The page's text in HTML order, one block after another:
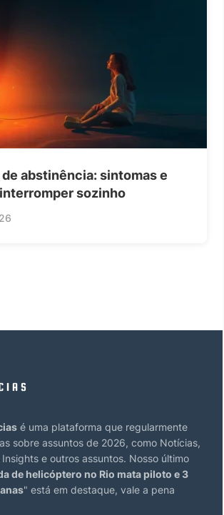
abstinência: sintomas e
sozinho
é uma plataforma que regularmente
sobre assuntos de 2026, como Notícias,
e outros assuntos. Nosso último
de helicóptero no Rio mata piloto e 3
" está em destaque, vale a pena